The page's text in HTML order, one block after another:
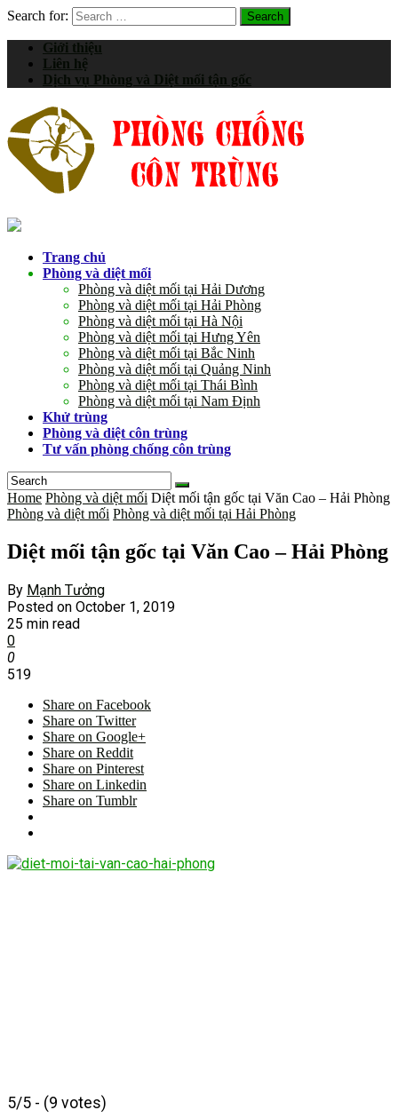
Search for:
Giới thiệu
Liên hệ
Dịch vụ Phòng và Diệt mối tận gốc
Trang chủ
Phòng và diệt mối
Phòng và diệt mối tại Hải Dương
Phòng và diệt mối tại Hải Phòng
Phòng và diệt mối tại Hà Nội
Phòng và diệt mối tại Hưng Yên
Phòng và diệt mối tại Bắc Ninh
Phòng và diệt mối tại Quảng Ninh
Phòng và diệt mối tại Thái Bình
Phòng và diệt mối tại Nam Định
Khử trùng
Phòng và diệt côn trùng
Tư vấn phòng chống côn trùng
Home Phòng và diệt mối Diệt mối tận gốc tại Văn Cao – Hải Phòng
Phòng và diệt mối Phòng và diệt mối tại Hải Phòng
Diệt mối tận gốc tại Văn Cao – Hải Phòng
By Mạnh Tưởng
Posted on October 1, 2019
25 min read
0
0
519
Share on Facebook
Share on Twitter
Share on Google+
Share on Reddit
Share on Pinterest
Share on Linkedin
Share on Tumblr
5/5 - (9 votes)